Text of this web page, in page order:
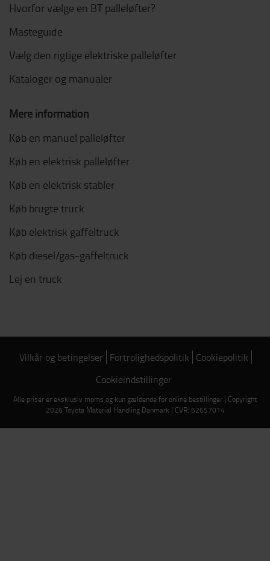
Hvorfor vælge en BT palleløfter?
Masteguide
Vælg den rigtige elektriske palleløfter
Kataloger og manualer
Mere information
Køb en manuel palleløfter
Køb en elektrisk palleløfter
Køb en elektrisk stabler
Køb brugte truck
Køb elektrisk gaffeltruck
Køb diesel/gas-gaffeltruck
Lej en truck
Vilkår og betingelser Fortrolighedspolitik Cookiepolitik
Cookieindstillinger
Alle priser er eksklusiv moms og kun gældende for online bestillinger | Copyright
2026 Toyota Material Handling Danmark | CVR: 62657014